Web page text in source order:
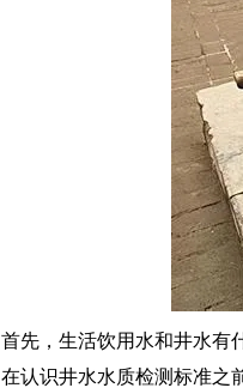
首先，生活饮用水和井水有
在认识井水水质检测标准之